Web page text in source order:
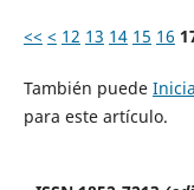
<< < 12 13 14 15 16
También puede
para este artículo.